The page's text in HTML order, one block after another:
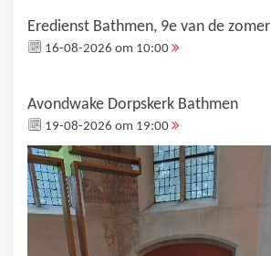
Eredienst Bathmen, 9e van de zomer
16-08-2026 om 10:00
Avondwake Dorpskerk Bathmen
19-08-2026 om 19:00